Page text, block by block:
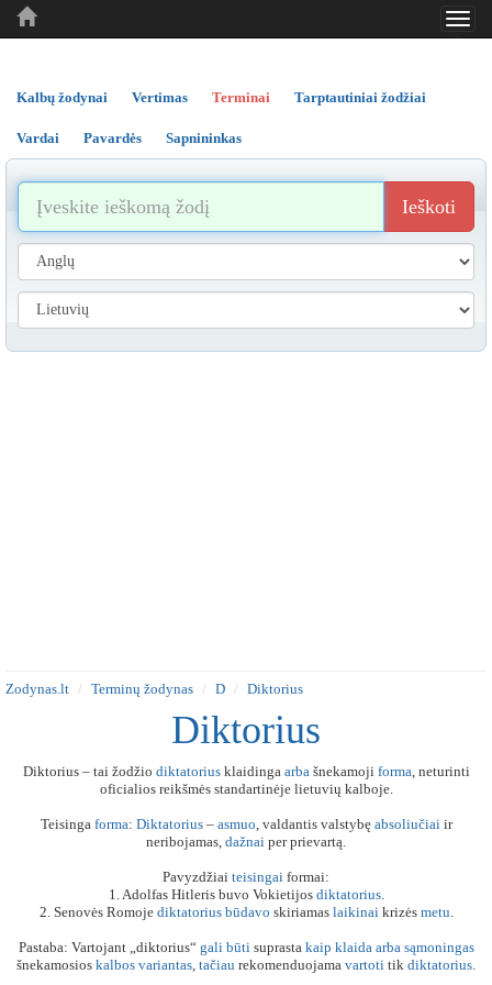
..
..
Kalbų žodynai Vertimas Terminai Tarptautiniai žodžiai
Vardai Pavardės Sapnininkas
Ieškoti
Zodynas.lt Terminų žodynas D Diktorius
Diktorius
Diktorius – tai žodžio diktatoriusklaidinga arbašnekamoji forma, neturinti
oficialios reikšmės standartinėje lietuvių kalboje.
Teisinga forma: Diktatorius– asmuo, valdantis valstybę absoliučiaiir
neribojamas, dažnai per prievartą.
Pavyzdžiai teisingai formai:
1. Adolfas Hitleris buvo Vokietijos diktatorius.
2. Senovės Romoje diktatorius būdavo skiriamas laikinaikrizės metu.
Pastaba: Vartojant „diktorius“ gali būtisuprasta kaip klaida arba sąmoningas
šnekamosios kalbos variantas, tačiau rekomenduojama vartoti tik diktatorius.